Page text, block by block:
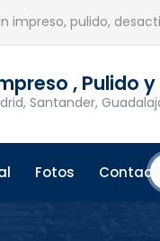
impreso, pulido,
, Pulido
Santander,
Fotos